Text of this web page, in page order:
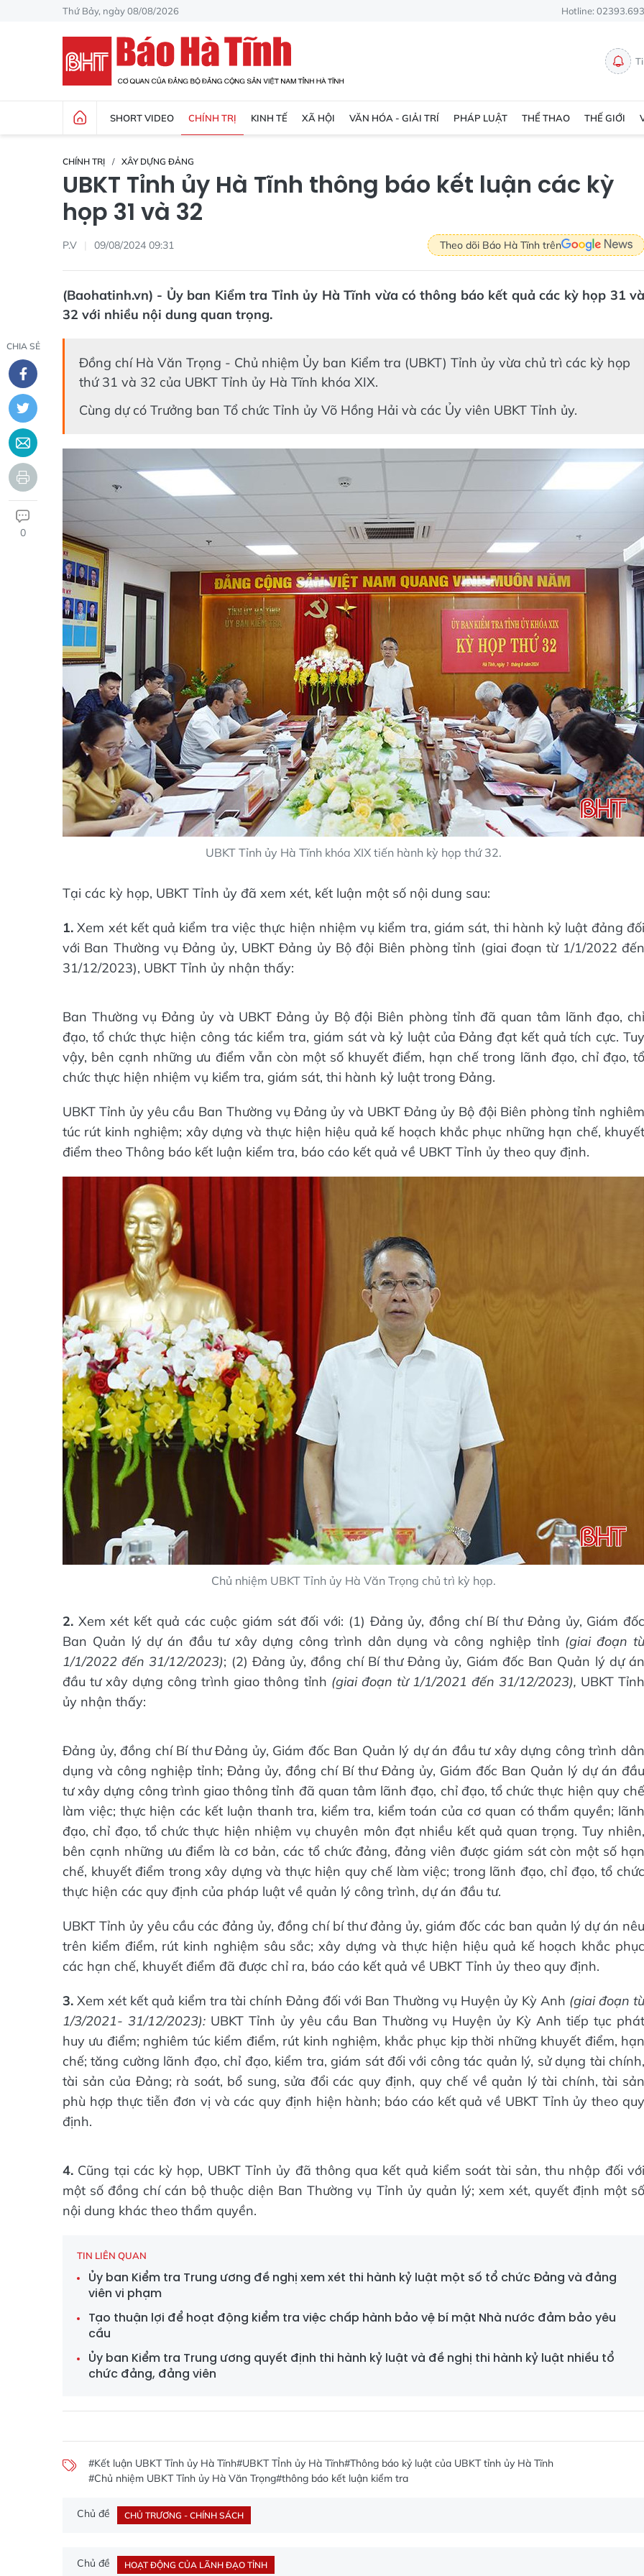
Thứ Bảy, ngày 08/08/2026 Hotline:
SHORT VIDEO CHÍNH TRỊ KINH TẾ XÃ HỘI VĂN HÓA - GIẢI TRÍ PHÁP LUẬT THỂ THAO THẾ GIỚI
CHÍNH TRỊ XÂY DỰNG ĐẢNG
UBKT Tỉnh ủy Hà Tĩnh thông báo kết luận các kỳ
họp 31 và 32
P.V 09/08/2024 09:31 Theo dõi Báo Hà Tĩnh trên
(Baohatinh.vn) - Ủy ban Kiểm tra Tỉnh ủy Hà Tĩnh vừa có thông báo kết quả các kỳ họp 31 và
32 với nhiều nội dung quan trọng.
CHIA SẺ
0
Đồng chí Hà Văn Trọng - Chủ nhiệm Ủy ban Kiểm tra (UBKT) Tỉnh ủy vừa chủ trì các kỳ họp
thứ 31 và 32 của UBKT Tỉnh ủy Hà Tĩnh khóa XIX.
Cùng dự có Trưởng ban Tổ chức Tỉnh ủy Võ Hồng Hải và các Ủy viên UBKT Tỉnh ủy.
UBKT Tỉnh ủy Hà Tĩnh khóa XIX tiến hành kỳ họp thứ 32.
Tại các kỳ họp, UBKT Tỉnh ủy đã xem xét, kết luận một số nội dung sau:
1.Xem xét kết quả kiểm tra việc thực hiện nhiệm vụ kiểm tra, giám sát, thi hành kỷ luật đảng đối
với Ban Thường vụ Đảng ủy, UBKT Đảng ủy Bộ đội Biên phòng tỉnh (giai đoạn từ 1/1/2022 đến
31/12/2023), UBKT Tỉnh ủy nhận thấy:
Ban Thường vụ Đảng ủy và UBKT Đảng ủy Bộ đội Biên phòng tỉnh đã quan tâm lãnh đạo, chỉ
đạo, tổ chức thực hiện công tác kiểm tra, giám sát và kỷ luật của Đảng đạt kết quả tích cực. Tuy
vậy, bên cạnh những ưu điểm vẫn còn một số khuyết điểm, hạn chế trong lãnh đạo, chỉ đạo, tổ
chức thực hiện nhiệm vụ kiểm tra, giám sát, thi hành kỷ luật trong Đảng.
UBKT Tỉnh ủy yêu cầu Ban Thường vụ Đảng ủy và UBKT Đảng ủy Bộ đội Biên phòng tỉnh nghiêm
túc rút kinh nghiệm; xây dựng và thực hiện hiệu quả kế hoạch khắc phục những hạn chế, khuyết
điểm theo Thông báo kết luận kiểm tra, báo cáo kết quả về UBKT Tỉnh ủy theo quy định.
Chủ nhiệm UBKT Tỉnh ủy Hà Văn Trọng chủ trì kỳ họp.
2. Xem xét kết quả các cuộc giám sát đối với: (1) Đảng ủy, đồng chí Bí thư Đảng ủy, Giám đốc
Ban Quản lý dự án đầu tư xây dựng công trình dân dụng và công nghiệp tỉnh (giai đoạn
1/1/2022 đến 31/12/2023); (2) Đảng ủy, đồng chí Bí thư Đảng ủy, Giám đốc Ban Quản lý dự án
đầu tư xây dựng công trình giao thông tỉnh (giai đoạn từ 1/1/2021 đến 31/12/2023), UBKT Tỉnh
ủy nhận thấy:
Đảng ủy, đồng chí Bí thư Đảng ủy, Giám đốc Ban Quản lý dự án đầu tư xây dựng công trình dân
dụng và công nghiệp tỉnh; Đảng ủy, đồng chí Bí thư Đảng ủy, Giám đốc Ban Quản lý dự án đầu
tư xây dựng công trình giao thông tỉnh đã quan tâm lãnh đạo, chỉ đạo, tổ chức thực hiện quy chế
làm việc; thực hiện các kết luận thanh tra, kiểm tra, kiểm toán của cơ quan có thẩm quyền; lãnh
đạo, chỉ đạo, tổ chức thực hiện nhiệm vụ chuyên môn đạt nhiều kết quả quan trọng. Tuy nhiên,
bên cạnh những ưu điểm là cơ bản, các tổ chức đảng, đảng viên được giám sát còn một số hạn
chế, khuyết điểm trong xây dựng và thực hiện quy chế làm việc; trong lãnh đạo, chỉ đạo, tổ chức
thực hiện các quy định của pháp luật về quản lý công trình, dự án đầu tư.
UBKT Tỉnh ủy yêu cầu các đảng ủy, đồng chí bí thư đảng ủy, giám đốc các ban quản lý dự án nêu
trên kiểm điểm, rút kinh nghiệm sâu sắc; xây dựng và thực hiện hiệu quả kế hoạch khắc phục
các hạn chế, khuyết điểm đã được chỉ ra, báo cáo kết quả về UBKT Tỉnh ủy theo quy định.
3. Xem xét kết quả kiểm tra tài chính Đảng đối với Ban Thường vụ Huyện ủy Kỳ Anh (giai đoạn từ
1/3/2021- 31/12/2023):UBKT Tỉnh ủy yêu cầu Ban Thường vụ Huyện ủy Kỳ Anh tiếp tục phát
huy ưu điểm; nghiêm túc kiểm điểm, rút kinh nghiệm, khắc phục kịp thời những khuyết điểm, hạn
chế; tăng cường lãnh đạo, chỉ đạo, kiểm tra, giám sát đối với công tác quản lý, sử dụng tài chính,
tài sản của Đảng; rà soát, bổ sung, sửa đổi các quy định, quy chế về quản lý tài chính, tài sản
phù hợp thực tiễn đơn vị và các quy định hiện hành; báo cáo kết quả về UBKT Tỉnh ủy theo quy
định.
4. Cũng tại các kỳ họp, UBKT Tỉnh ủy đã thông qua kết quả kiểm soát tài sản, thu nhập đối với
một số đồng chí cán bộ thuộc diện Ban Thường vụ Tỉnh ủy quản lý; xem xét, quyết định một số
nội dung khác theo thẩm quyền.
TIN LIÊN QUAN
Ủy ban Kiểm tra Trung ương đề nghị xem xét thi hành kỷ luật một số tổ chức Đảng và đảng
viên vi phạm
Tạo thuận lợi để hoạt động kiểm tra việc chấp hành bảo vệ bí mật Nhà nước đảm bảo yêu
cầu
Ủy ban Kiểm tra Trung ương quyết định thi hành kỷ luật và đề nghị thi hành kỷ luật nhiều tổ
chức đảng, đảng viên
#Kết luận UBKT Tỉnh ủy Hà Tĩnh#UBKT TỈnh ủy Hà Tĩnh#Thông báo kỷ luật của UBKT tỉnh ủy Hà Tĩnh
#Chủ nhiệm UBKT Tỉnh ủy Hà Văn Trọng#thông báo kết luận kiểm tra
Chủ đề CHỦ TRƯƠNG - CHÍNH SÁCH
Chủ đề HOẠT ĐỘNG CỦA LÃNH ĐẠO TỈNH